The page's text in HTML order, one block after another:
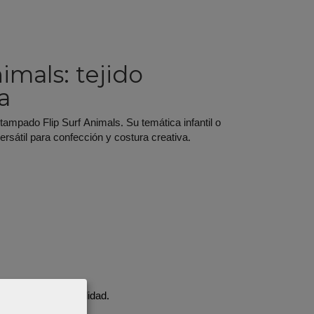
tejido
Flip Surf Animals. Su temática infantil o
para confección y costura creativa.
según disponibilidad.